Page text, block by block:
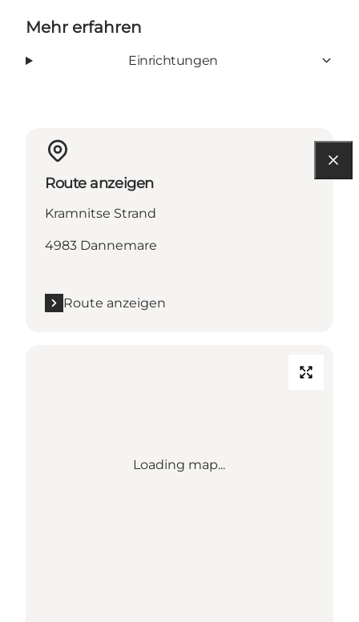
Mehr erfahren
Einrichtungen
Route anzeigen
Kramnitse Strand
4983 Dannemare
Route anzeigen
Loading map...